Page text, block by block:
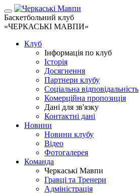
Баскетбольний клуб
«ЧЕРКАСЬКІ МАВПИ»
Клуб
Інформація по клуб
Історія
Досягнення
Партнери клубу
Соціальна відповідальність
Комерційна пропозиція
Дані для зв'язку
Контактні дані
Новини
Новини клубу
Відео
Фотогалерея
Команда
Черкаські Мавпи
Гравці та Тренери
Адміністрація